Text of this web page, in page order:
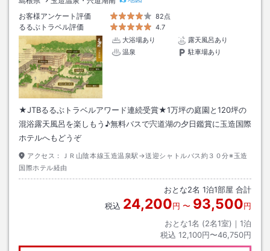
お客様アンケート評価
82点
るるぶトラベル評価
4.7
大浴場あり
露天風呂あり
温泉
駐車場あり
★JTBるるぶトラベルアワード連続受賞★1万坪の庭園と120坪の
混浴露天風呂を楽しもう♪無料バスで宍道湖の夕日鑑賞に玉造国際
ホテルへもどうぞ
アクセス：
ＪＲ山陰本線玉造温泉駅→送迎シャトルバス約３０分※玉造
国際ホテル経由
おとな2名 1泊1部屋 合計
税込 24,200円 〜 93,500円
おとな1名 (2名1室)｜ 1泊
税込 12,100円〜46,750円